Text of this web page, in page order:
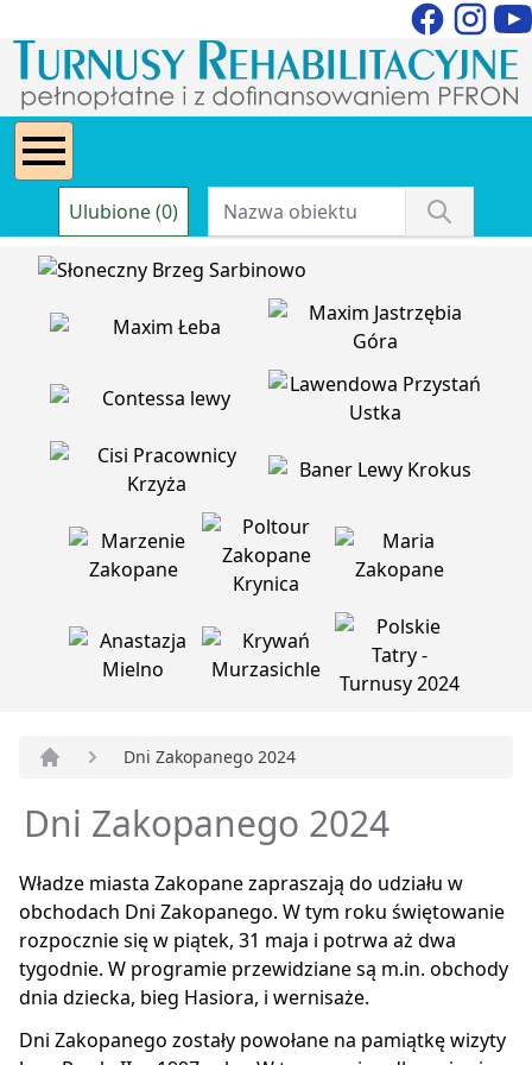
Ulubione (0)
Dni Zakopanego 2024
Dni Zakopanego 2024
Władze miasta Zakopane zapraszają do udziału w
obchodach Dni Zakopanego. W tym roku świętowanie
rozpocznie się w piątek, 31 maja i potrwa aż dwa
tygodnie. W programie przewidziane są m.in. obchody
dnia dziecka, bieg Hasiora, i wernisaże.
Dni Zakopanego zostały powołane na pamiątkę wizyty